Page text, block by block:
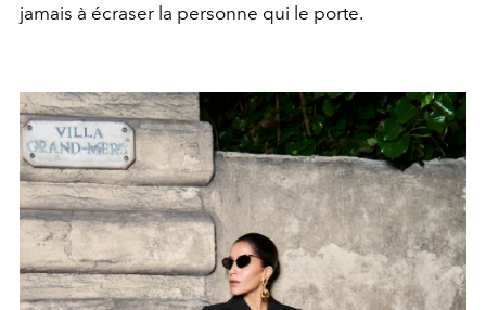
jamais à écraser la personne qui le porte.